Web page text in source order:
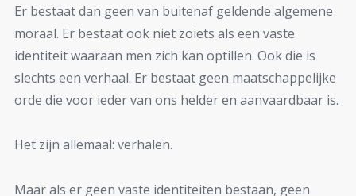
Er bestaat dan geen van buitenaf geldende algemene
moraal. Er bestaat ook niet zoiets als een vaste
identiteit waaraan men zich kan optillen. Ook die is
slechts een verhaal. Er bestaat geen maatschappelijke
orde die voor ieder van ons helder en aanvaardbaar is.
Het zijn allemaal: verhalen.
Maar als er geen vaste identiteiten bestaan, geen